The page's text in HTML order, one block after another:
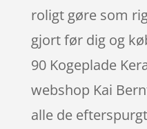
roligt gøre som
gjort før dig og
90 Kogeplade
webshop Kai
alle de